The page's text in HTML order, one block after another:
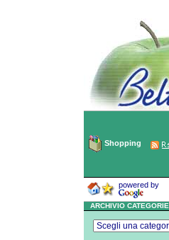
Shopping
powered by
ARCHIVIO CATEGORIE